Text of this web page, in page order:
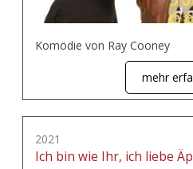
Komödie von Ray Cooney
mehr
2021
Ich bin wie Ihr, ich liebe